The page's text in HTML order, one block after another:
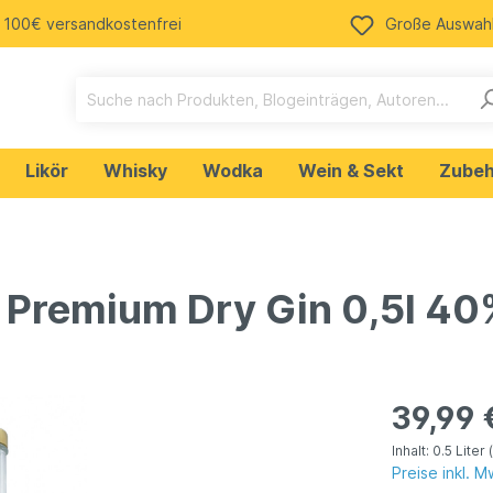
100€ versandkostenfrei Große Auswahl
Likör Whisky Wodka Wein & Sekt
Bud Spencer &
Dry Gin 0,5l
39,99
Inhalt: 0.5 Liter
Preise inkl.